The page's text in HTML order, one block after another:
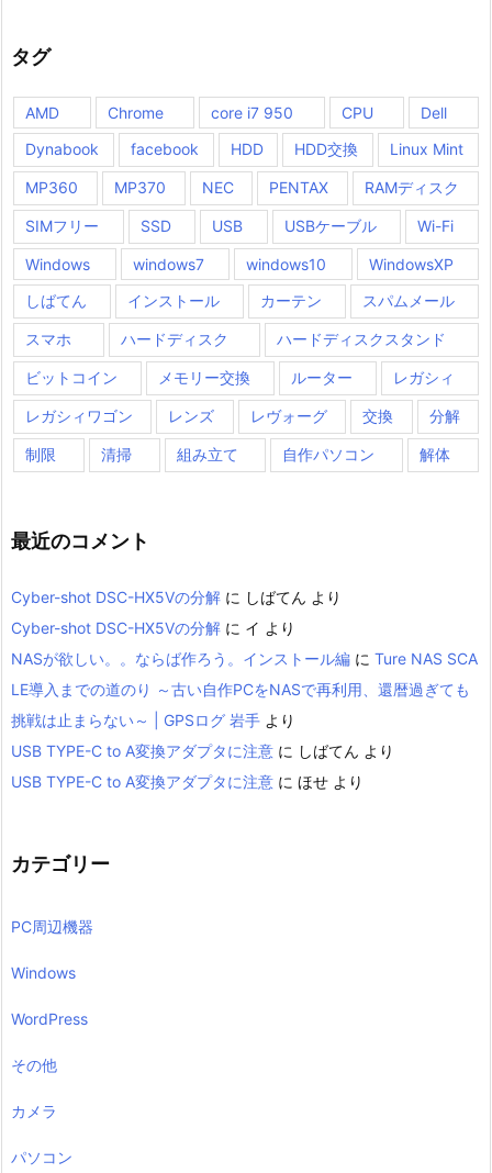
タグ
AMD Chrome core i7 950 CPU
Dell
Dynabook
facebook HDD HDD交換 Linux Mint
MP360 MP370 NEC PENTAX RAMディスク
SIMフリー SSD USB USBケーブル Wi-Fi
Windows windows7 windows10
WindowsXP
しばてん
インストール カーテン スパムメール
スマホ ハードディスク ハードディスクスタンド
ビットコイン メモリー交換 ルーター レガシィ
レガシィワゴン レンズ レヴォーグ 交換 分解
制限 清掃 組み立て 自作パソコン 解体
最近のコメント
Cyber-shot DSC-HX5Vの分解 に しばてん より
Cyber-shot DSC-HX5Vの分解 に イ より
NASが欲しい。。ならば作ろう。インストール編 に Ture NAS SCA
LE導入までの道のり ～古い自作PCをNASで再利用、還暦過ぎても
挑戦は止まらない～ | GPSログ 岩手 より
USB TYPE-C to A変換アダプタに注意 に しばてん より
USB TYPE-C to A変換アダプタに注意 に ほせ より
カテゴリー
PC周辺機器
Windows
WordPress
その他
カメラ
パソコン